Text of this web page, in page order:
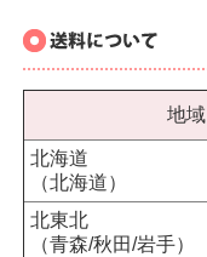
地域
北海道
（北海道）
北東北
（青森/秋田/岩手）